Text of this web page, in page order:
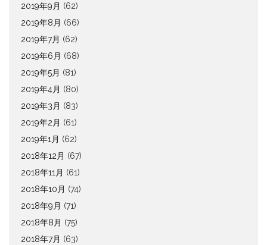
2019年9月 (62)
2019年8月 (66)
2019年7月 (62)
2019年6月 (68)
2019年5月 (81)
2019年4月 (80)
2019年3月 (83)
2019年2月 (61)
2019年1月 (62)
2018年12月 (67)
2018年11月 (61)
2018年10月 (74)
2018年9月 (71)
2018年8月 (75)
2018年7月 (63)